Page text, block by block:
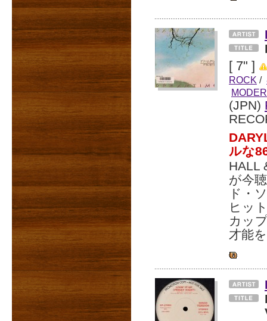
[ 7" ]
ROCK /
(JPN)
ルな
HALL
が今
ド・
ヒッ
カッ
才能